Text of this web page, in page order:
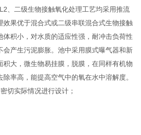
、二级生物接触氧化处理工艺均采用推流
效果优于混合式或二级串联混合式生物接触
体积小，对水质的适应性强，耐冲击负荷性
会产生污泥膨胀。池中采用膜式曝气器和新
积大，微生物易挂膜，脱膜，在同样有机物
率高，能提高空气中的氧在水中溶解度。
切实际情况进行设计；